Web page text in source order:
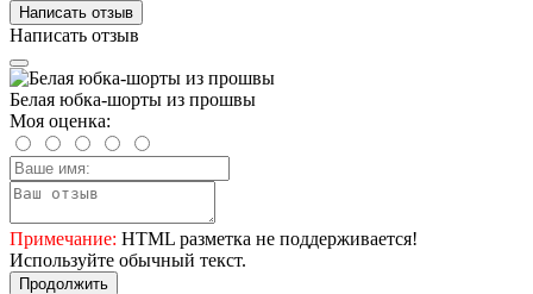
Написать отзыв
Написать отзыв
Белая юбка-шорты из прошвы
Моя оценка:
Примечание: HTML разметка не поддерживается!
Используйте обычный текст.
Продолжить